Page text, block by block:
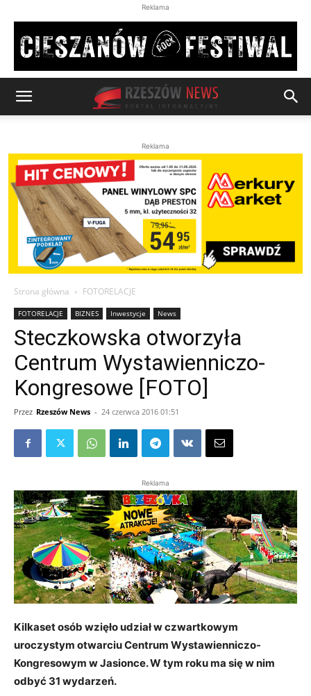
Reklama
Reklama
Strona główna FOTORELACJE
FOTORELACJE BIZNES Inwestycje News
Steczkowska otworzyła
Centrum Wystawienniczo-
Kongresowe [FOTO]
Przez Rzeszów News - 24 czerwca 2016 01:51
Reklama
Kilkaset osób wzięło udział w czwartkowym
uroczystym otwarciu Centrum Wystawienniczo-
Kongresowym w Jasionce. W tym roku ma się w nim
odbyć 31 wydarzeń.